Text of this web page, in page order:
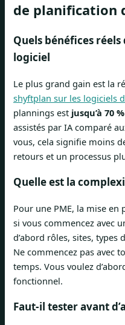
de planification
Quels bénéfices réels
logiciel
Le plus grand gain est la
shyftplan sur les logiciels
plannings est jusqu’à 70
assistés par IA comparé
vous, cela signifie moins
retours et un processus
Quelle est la
Pour une PME, la mise en
si vous commencez avec
d’abord rôles, sites, types
Ne commencez pas avec
temps. Vous voulez
fonctionnel.
Faut-il tester avant